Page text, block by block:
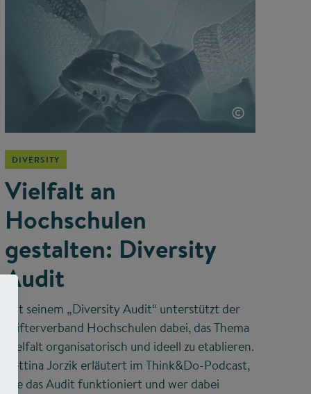
©
DIVERSITY
Vielfalt an
Hochschulen
gestalten: Diversity
Audit
Mit seinem „Diversity Audit“ unterstützt der
Stifterverband Hochschulen dabei, das Thema
Vielfalt organisatorisch und ideell zu etablieren.
Bettina Jorzik erläutert im Think&Do-Podcast,
wie das Audit funktioniert und wer dabei